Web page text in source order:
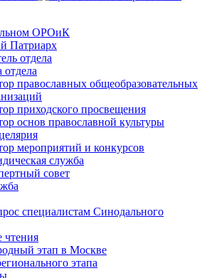
ОРОиК
Патриарх
отдела
отдела
православных общеобразовательных
приходского просвещения
основ православной культуры
мероприятий и конкурсов
служба
совет
специалистам Синодального
чтения
этап в Москве
этапа